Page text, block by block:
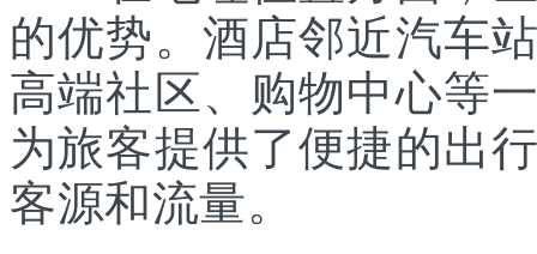
的优势。酒店邻近汽车
高端社区、购物中心等
为旅客提供了便捷的出
客源和流量。